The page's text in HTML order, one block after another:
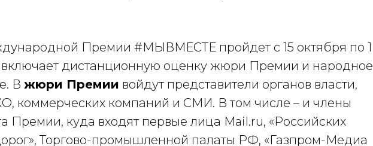
Премии #МЫВМЕСТЕ пройдет с 15 октября по 1
дистанционную оценку жюри Премии и народное
В жюри Премии войдут представители органов власти,
коммерческих компаний и СМИ. В том числе – и члены
Премии, куда входят первые лица Mail.ru, «Российских
Торгово-промышленной палаты РФ, «Газпром-Медиа